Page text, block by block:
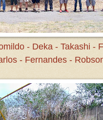
- Deka - Takashi -
- Fernandes -